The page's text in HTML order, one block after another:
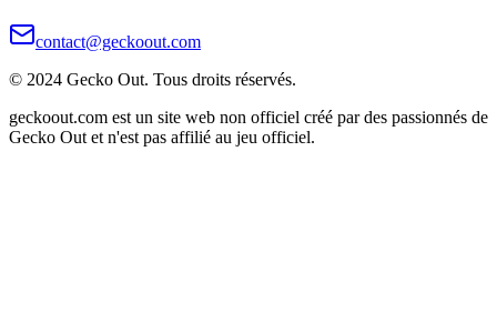
contact@geckoout.com
© 2024 Gecko Out. Tous droits réservés.
geckoout.com est un site web non officiel créé par des passionnés de
Gecko Out et n'est pas affilié au jeu officiel.